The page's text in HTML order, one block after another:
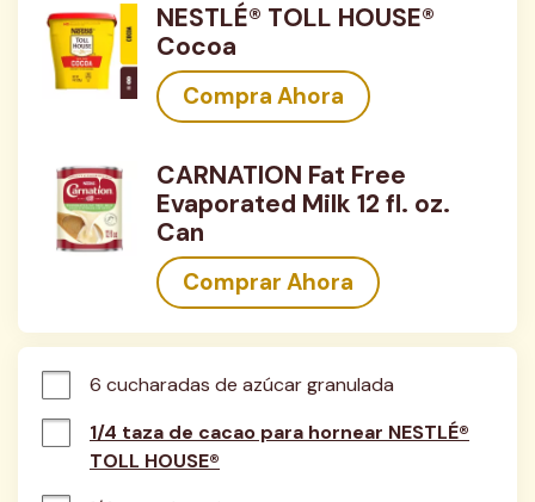
NESTLÉ® TOLL HOUSE®
Cocoa
Compra Ahora
CARNATION Fat Free
Evaporated Milk 12 fl. oz.
Can
Comprar Ahora
6 cucharadas de azúcar granulada
1/4 taza de cacao para hornear NESTLÉ®
TOLL HOUSE®